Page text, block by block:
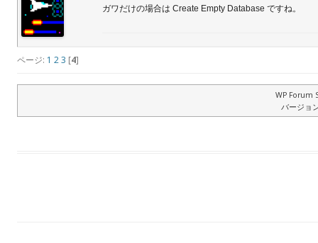
ガワだけの場合は Create Empty Database ですね。
ページ: 1 23 [4]
WP Forum
バージョ